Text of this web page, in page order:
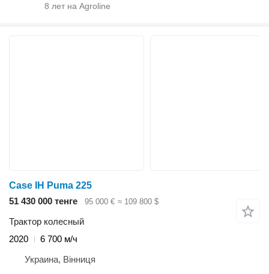
8 лет на Agroline
Case IH Puma 225
51 430 000 тенге
95 000 € ≈ 109 800 $
Трактор колесный
2020
6 700 м/ч
Украина, Вінниця